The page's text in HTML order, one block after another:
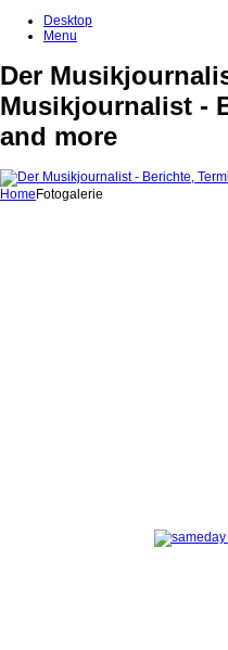
Desktop
Menu
Der
Musikjournalist -
and more
Home Fotogalerie